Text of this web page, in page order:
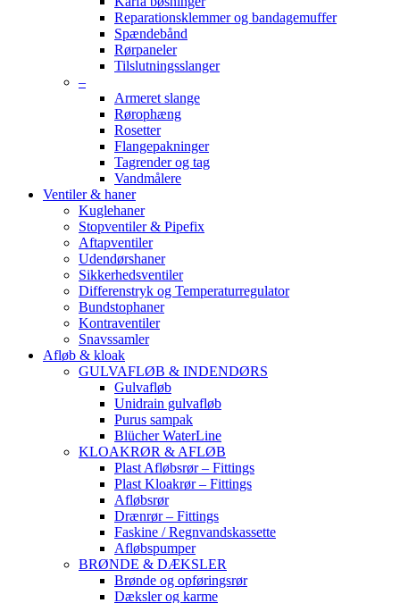
Reparationsklemmer og bandagemuffer
Spændebånd
Rørpaneler
Tilslutningsslanger
–
Armeret slange
Rørophæng
Rosetter
Flangepakninger
Tagrender og tag
Vandmålere
Ventiler & haner
Kuglehaner
Stopventiler & Pipefix
Aftapventiler
Udendørshaner
Sikkerhedsventiler
Differenstryk og Temperaturregulator
Bundstophaner
Kontraventiler
Snavssamler
Afløb & kloak
GULVAFLØB & INDENDØRS
Gulvafløb
Unidrain gulvafløb
Purus sampak
Blücher WaterLine
KLOAKRØR & AFLØB
Plast Afløbsrør – Fittings
Plast Kloakrør – Fittings
Afløbsrør
Drænrør – Fittings
Faskine / Regnvandskassette
Afløbspumper
BRØNDE & DÆKSLER
Brønde og opføringsrør
Dæksler og karme